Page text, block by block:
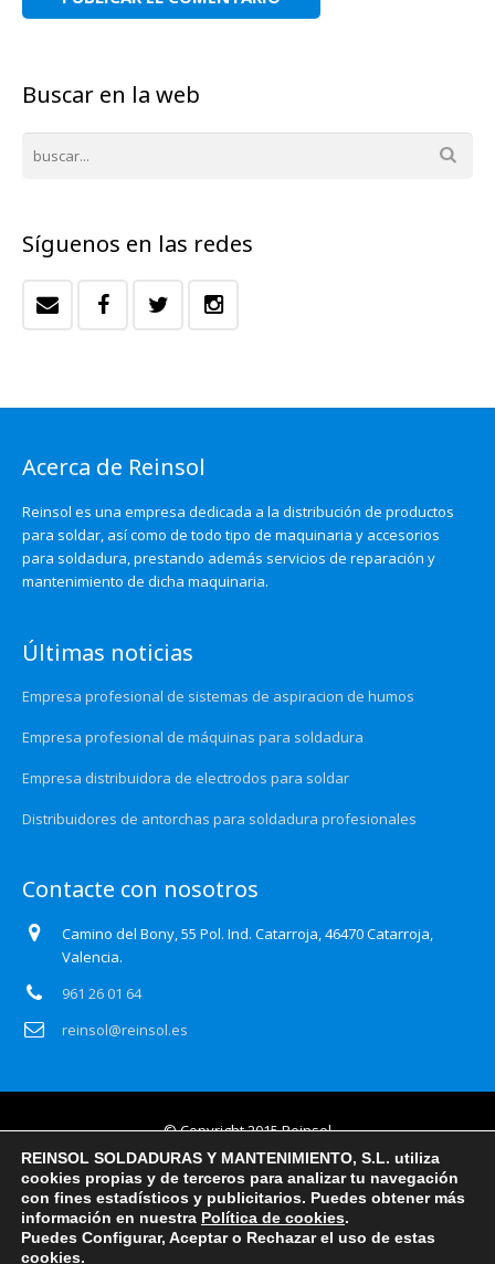
Buscar en la web
Síguenos en las redes
Acerca de Reinsol
Reinsol es una empresa dedicada a la distribución de productos
para soldar, así como de todo tipo de maquinaria y accesorios
para soldadura, prestando además servicios de reparación y
mantenimiento de dicha maquinaria.
Últimas noticias
Empresa profesional de sistemas de aspiracion de humos
Empresa profesional de máquinas para soldadura
Empresa distribuidora de electrodos para soldar
Distribuidores de antorchas para soldadura profesionales
Contacte con nosotros
Camino del Bony, 55 Pol. Ind. Catarroja, 46470 Catarroja,
Valencia.
961 26 01 64
reinsol@reinsol.es
© Copyright 2015 Reinsol
Aviso legal
Política de privacidad
Certificado Auditoría Web
REINSOL SOLDADURAS Y MANTENIMIENTO, S.L. utiliza
cookies propias y de terceros para analizar tu navegación
con fines estadísticos y publicitarios. Puedes obtener más
información en nuestra Política de cookies.
Puedes Configurar, Aceptar o Rechazar el uso de estas
cookies.